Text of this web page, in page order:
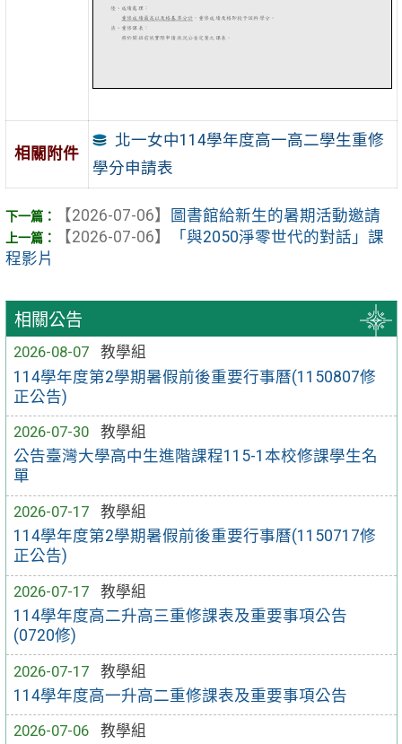
相關公告
2026-08-07
教學組
114學年度第2學期暑假前後重要行事曆(1150807修
正公告)
2026-07-30
教學組
公告臺灣大學高中生進階課程115-1本校修課學生名
單
2026-07-17
教學組
114學年度第2學期暑假前後重要行事曆(1150717修
正公告)
2026-07-17
教學組
114學年度高二升高三重修課表及重要事項公告
(0720修)
2026-07-17
教學組
114學年度高一升高二重修課表及重要事項公告
2026-07-06
教學組
相關附件
北一女中114學年度高一高二學生重修
學分申請表
【2026-07-06】
圖書館給新生的暑期活動邀請
【2026-07-06】
「與2050淨零世代的對話」課
程影片